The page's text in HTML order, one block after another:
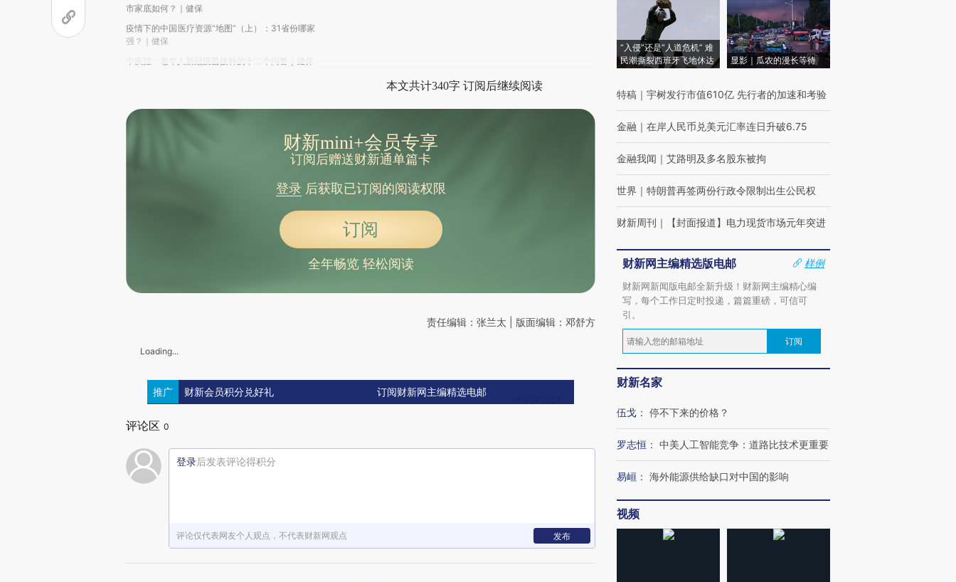
市家底如何？｜健保
疫情下的中国医疗资源“地图”（上）：31省份哪家
强？｜健保
中疾控：老年人新冠疫苗接种的十二个问答｜健保
本文共计340字 订阅后继续阅读
财新mini+会员专享
订阅后赠送财新通单篇卡
登录后获取已订阅的阅读权限
订阅
全年畅览 轻松阅读
责任编辑：张兰太 | 版面编辑：邓舒方
Loading...
推广 财新会员积分兑好礼 订阅财新网主编精选电邮
评论区 0
登录后发表评论得积分
评论仅代表网友个人观点，不代表财新网观点 发布
“入侵”还是“人道危机” 难
民潮撕裂西班牙飞地休达
显影｜瓜农的漫长等待
特稿 ｜ 宇树发行市值610亿 先行者的加速和考验
金融 ｜ 在岸人民币兑美元汇率连日升破6.75
金融我闻 ｜ 艾路明及多名股东被拘
世界 ｜ 特朗普再签两份行政令限制出生公民权
财新周刊 ｜ 【封面报道】电力现货市场元年突进
财新网主编精选版电邮
样例
财新网新闻版电邮全新升级！财新网主编精心编
写，每个工作日定时投递，篇篇重磅，可信可
引。
订阅
财新名家
伍戈 ： 停不下来的价格？
罗志恒 ： 中美人工智能竞争：道路比技术更重要
易峘 ： 海外能源供给缺口对中国的影响
视频